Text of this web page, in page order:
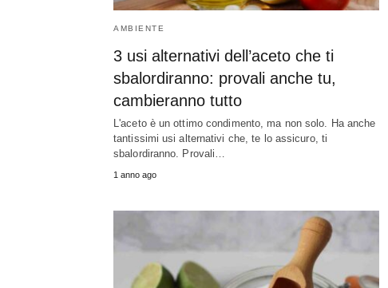
AMBIENTE
3 usi alternativi dell’aceto che ti
sbalordiranno: provali anche tu,
cambieranno tutto
L'aceto è un ottimo condimento, ma non solo. Ha anche
tantissimi usi alternativi che, te lo assicuro, ti
sbalordiranno. Provali…
1 anno ago